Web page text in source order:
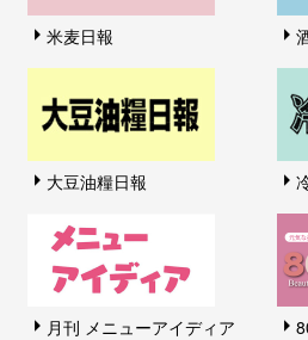
米麦日報
大豆油糧日報
月刊 メニューアイディア